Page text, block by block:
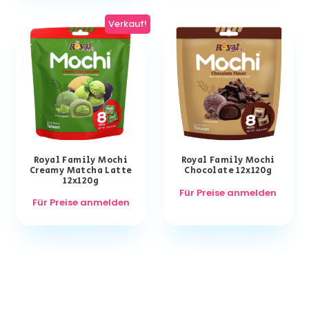
Verkauf!
Royal Family Mochi
Creamy Matcha Latte
12x120g
Für Preise anmelden
Royal Family Mochi
Chocolate 12x120g
Für Preise anmelden